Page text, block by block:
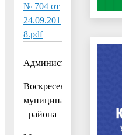
№ 704 от
24.09.201
8.pdf
Администрация
Воскресенского
муниципального
района